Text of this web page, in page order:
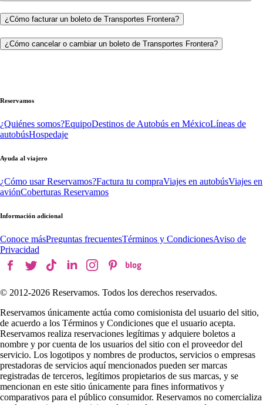
¿Cómo facturar un boleto de Transportes Frontera?
¿Cómo cancelar o cambiar un boleto de Transportes Frontera?
Reservamos
¿Quiénes somos?EquipoDestinos de Autobús en MéxicoLíneas de
autobúsHospedaje
Ayuda al viajero
¿Cómo usar Reservamos?Factura tu compraViajes en autobúsViajes en
aviónCoberturas Reservamos
Información adicional
Conoce másPreguntas frecuentesTérminos y CondicionesAviso de
Privacidad
© 2012-2026 Reservamos. Todos los derechos reservados.
Reservamos únicamente actúa como comisionista del usuario del sitio,
de acuerdo a los Términos y Condiciones que el usuario acepta.
Reservamos realiza reservaciones legítimas y adquiere boletos a
nombre y por cuenta de los usuarios del sitio con el proveedor del
servicio. Los logotipos y nombres de productos, servicios o empresas
prestadoras de servicios aquí mencionados pueden ser marcas
registradas de terceros, legítimos propietarios de sus marcas, y se
mencionan en este sitio únicamente para fines informativos y
comparativos para el público consumidor. Reservamos no comercializa